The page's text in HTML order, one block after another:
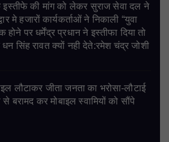
इस्तीफे की मांग को लेकर सुराज सेवा दल ने
मे हजारों कार्यकर्ताओं ने निकाली “युवा
होने पर धर्मेंद्र प्रधान ने इस्तीफा दिया तो
सिंह रावत क्यों नही देते:रमेश चंद्र जोशी
लौटाकर जीता जनता का भरोसा-लौटाई
बरामद कर मोबाइल स्वामियों को सौंपे